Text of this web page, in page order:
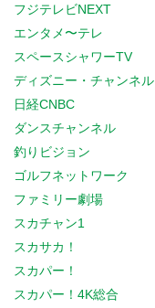
フジテレビNEXT
エンタメ〜テレ
スペースシャワーTV
ディズニー・チャンネル
日経CNBC
ダンスチャンネル
釣りビジョン
ゴルフネットワーク
ファミリー劇場
スカチャン1
スカサカ！
スカパー！
スカパー！4K総合